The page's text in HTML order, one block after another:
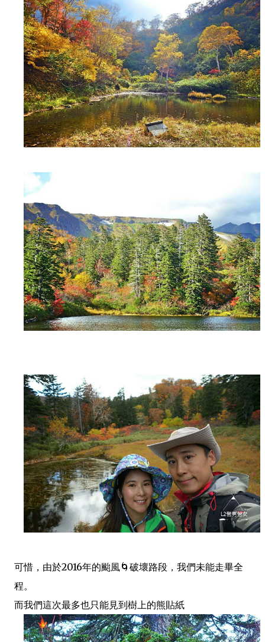
可惜，由於2016年的颱風🌀破壞路段，我們未能走畢全
程。
而我們這次最多也只能見到樹上的熊貼紙